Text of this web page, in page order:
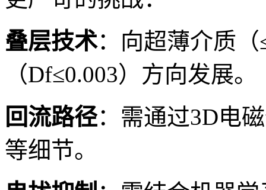
叠层技术：向超薄介质（
（Df≤0.003）方向发展。
回流路径：需通过3D电
等细节。